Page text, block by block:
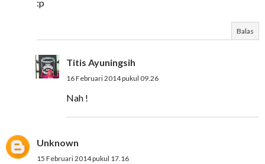
:p
Balas
Titis Ayuningsih
16 Februari 2014 pukul 09.26
Nah !
Unknown
15 Februari 2014 pukul 17.16